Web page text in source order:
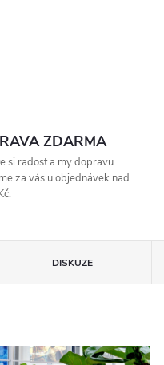
ZDARMA
si radost a my dopravu
za vás u objednávek nad
DISKUZE